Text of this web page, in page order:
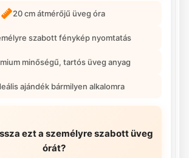
20 cm átmérőjű üveg óra
szabott fénykép nyomtatás
minőségű, tartós üveg anyag
ajándék bármilyen alkalomra
ezt a személyre szabott üveg
órát?